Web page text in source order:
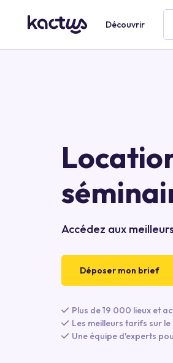
Découvrir
Accédez aux
Déposer mon brief
Plus de 19 000 lieux et
Les meilleurs tarifs sur
Une équipe d'experts